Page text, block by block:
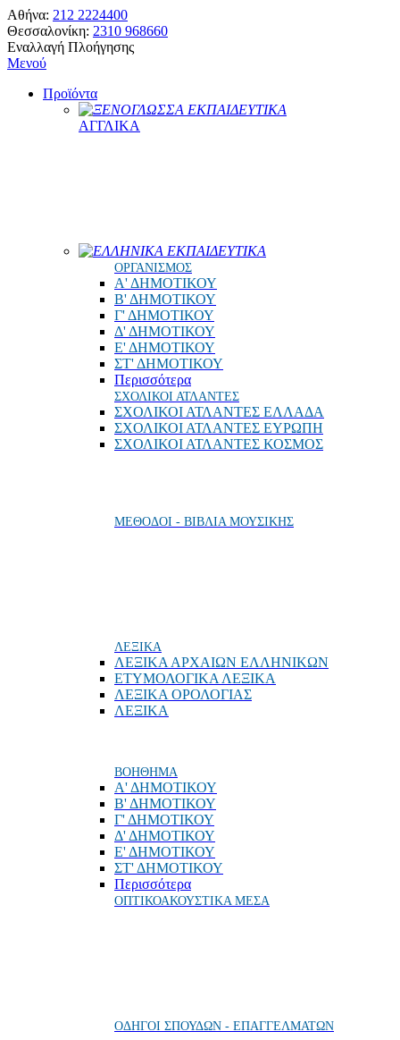
Αθήνα: 212 2224400
Θεσσαλονίκη: 2310 968660
Εναλλαγή Πλοήγησης
Μενού
Προϊόντα
ΞΕΝΟΓΛΩΣΣΑ ΕΚΠΑΙΔΕΥΤΙΚΑ
ΑΓΓΛΙΚΑ
ΕΛΛΗΝΙΚΑ ΕΚΠΑΙΔΕΥΤΙΚΑ
ΟΡΓΑΝΙΣΜΟΣ
Α' ΔΗΜΟΤΙΚΟΥ
Β' ΔΗΜΟΤΙΚΟΥ
Γ' ΔΗΜΟΤΙΚΟΥ
Δ' ΔΗΜΟΤΙΚΟΥ
Ε' ΔΗΜΟΤΙΚΟΥ
ΣΤ' ΔΗΜΟΤΙΚΟΥ
Περισσότερα
ΣΧΟΛΙΚΟΙ ΑΤΛΑΝΤΕΣ
ΣΧΟΛΙΚΟΙ ΑΤΛΑΝΤΕΣ ΕΛΛΑΔΑ
ΣΧΟΛΙΚΟΙ ΑΤΛΑΝΤΕΣ ΕΥΡΩΠΗ
ΣΧΟΛΙΚΟΙ ΑΤΛΑΝΤΕΣ ΚΟΣΜΟΣ
ΜΕΘΟΔΟΙ - ΒΙΒΛΙΑ ΜΟΥΣΙΚΗΣ
ΛΕΞΙΚΑ
ΛΕΞΙΚΑ ΑΡΧΑΙΩΝ ΕΛΛΗΝΙΚΩΝ
ΕΤΥΜΟΛΟΓΙΚΑ ΛΕΞΙΚΑ
ΛΕΞΙΚΑ ΟΡΟΛΟΓΙΑΣ
ΛΕΞΙΚΑ
ΒΟΗΘΗΜΑ
Α' ΔΗΜΟΤΙΚΟΥ
Β' ΔΗΜΟΤΙΚΟΥ
Γ' ΔΗΜΟΤΙΚΟΥ
Δ' ΔΗΜΟΤΙΚΟΥ
Ε' ΔΗΜΟΤΙΚΟΥ
ΣΤ' ΔΗΜΟΤΙΚΟΥ
Περισσότερα
ΟΠΤΙΚΟΑΚΟΥΣΤΙΚΑ ΜΕΣΑ
ΟΔΗΓΟΙ ΣΠΟΥΔΩΝ - ΕΠΑΓΓΕΛΜΑΤΩΝ